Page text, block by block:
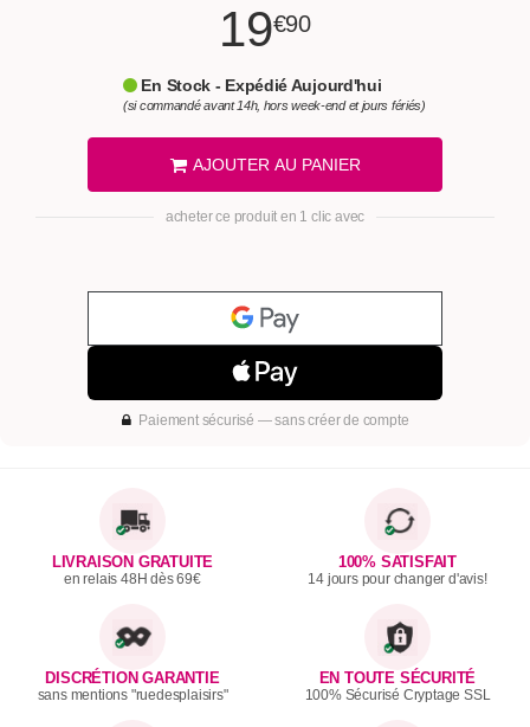
19€90
En Stock - Expédié Aujourd'hui
(si commandé avant 14h, hors week-end et jours fériés)
AJOUTER AU PANIER
acheter ce produit en 1 clic avec
Paiement sécurisé — sans créer de compte
LIVRAISON GRATUITE
en relais 48H dès 69€
100% SATISFAIT
14 jours pour changer d'avis!
DISCRÉTION GARANTIE
sans mentions "ruedesplaisirs"
EN TOUTE SÉCURITÉ
100% Sécurisé Cryptage SSL